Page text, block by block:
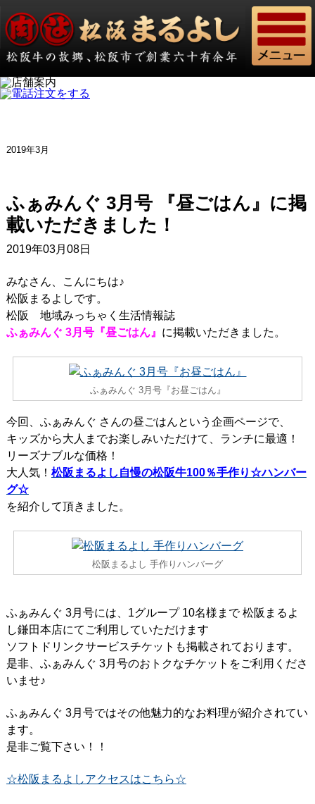
2019年3月
ふぁみんぐ 3月号 『昼ごはん』に掲
載いただきました！
2019年03月08日
みなさん、こんにちは♪
松阪まるよしです。
松阪 地域みっちゃく生活情報誌
ふぁみんぐ 3月号『昼ごはん』 に掲載いただきました。
ふぁみんぐ 3月号『お昼ごはん』
今回、ふぁみんぐ さんの昼ごはんという企画ページで、
キッズから大人までお楽しみいただけて、ランチに最適！
リーズナブルな価格！
大人気！ 松阪まるよし自慢の松阪牛100％手作り☆ハンバー
グ☆
を紹介して頂きました。
松阪まるよし 手作りハンバーグ
ふぁみんぐ 3月号には、1グループ 10名様まで 松阪まるよ
し鎌田本店にてご利用していただけます
ソフトドリンクサービスチケットも掲載されております。
是非、ふぁみんぐ 3月号のおトクなチケットをご利用くださ
いませ♪
ふぁみんぐ 3月号ではその他魅力的なお料理が紹介されてい
ます。
是非ご覧下さい！！
☆松阪まるよしアクセスはこちら☆